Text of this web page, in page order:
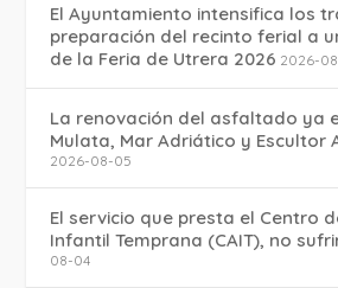
El Ayuntamiento intensifica los
preparación del recinto ferial a
de la Feria de Utrera 2026 2026-
La renovación del asfaltado ya
Mulata, Mar Adriático y Escultor
2026-08-05
El servicio que presta el Centro
Infantil Temprana (CAIT), no
08-04